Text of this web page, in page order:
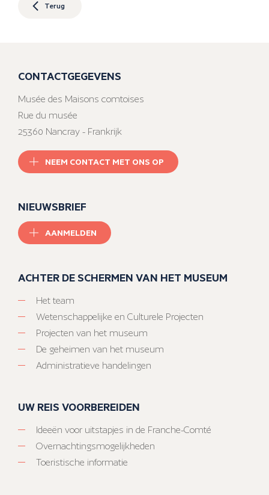
Terug
CONTACTGEGEVENS
Musée des Maisons comtoises
Rue du musée
25360 Nancray - Frankrijk
NEEM CONTACT MET ONS OP
NIEUWSBRIEF
AANMELDEN
ACHTER DE SCHERMEN VAN HET MUSEUM
Het team
Wetenschappelijke en Culturele Projecten
Projecten van het museum
De geheimen van het museum
Administratieve handelingen
UW REIS VOORBEREIDEN
Ideeën voor uitstapjes in de Franche-Comté
Overnachtingsmogelijkheden
Toeristische informatie